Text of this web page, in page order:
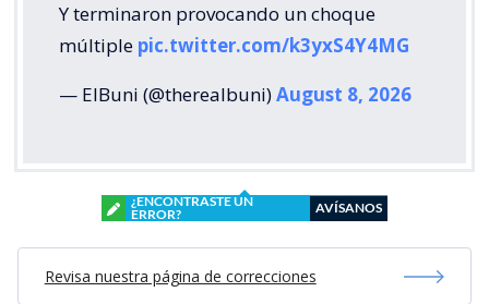
Y terminaron provocando un choque
múltiple pic.twitter.com/k3yxS4Y4MG
— ElBuni (@therealbuni)August 8, 2026
¿ENCONTRASTE UN
ERROR?
AVÍSANOS
Revisa nuestra página de correcciones